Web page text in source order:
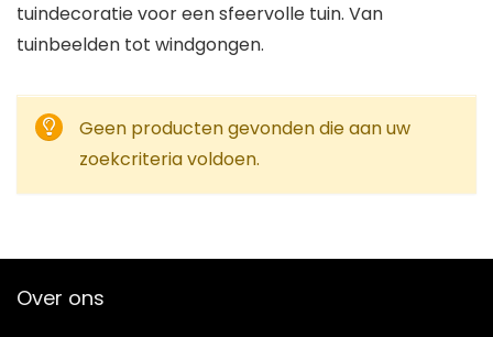
tuindecoratie voor een sfeervolle tuin. Van
tuinbeelden tot windgongen.
Geen producten gevonden die aan uw
zoekcriteria voldoen.
Over ons